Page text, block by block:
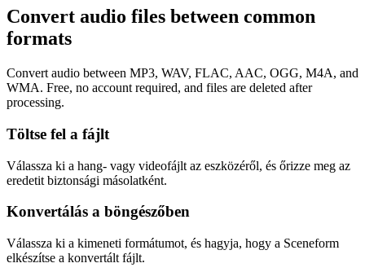
Convert audio files between common
formats
Convert audio between MP3, WAV, FLAC, AAC, OGG, M4A, and
WMA. Free, no account required, and files are deleted after
processing.
Töltse fel a fájlt
Válassza ki a hang- vagy videofájlt az eszközéről, és őrizze meg az
eredetit biztonsági másolatként.
Konvertálás a böngészőben
Válassza ki a kimeneti formátumot, és hagyja, hogy a Sceneform
elkészítse a konvertált fájlt.